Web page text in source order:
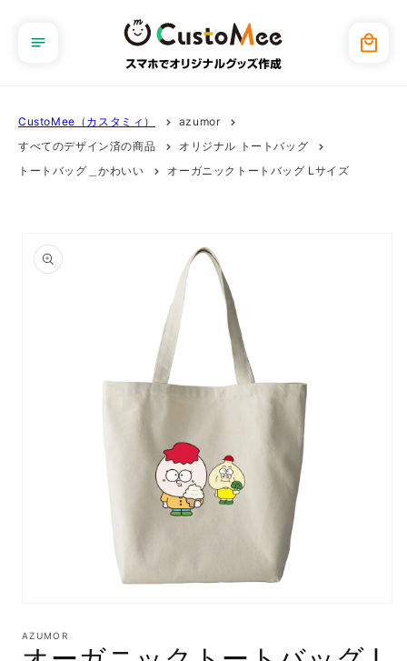
進む
ー
CustoMee（カスタミィ）
azumor
すべてのデザイン済の商品
オリジナル トートバッグ
トートバッグ＿かわいい
オーガニックトートバッグ Lサイズ
報にス
キップ
ダ
AZUMOR